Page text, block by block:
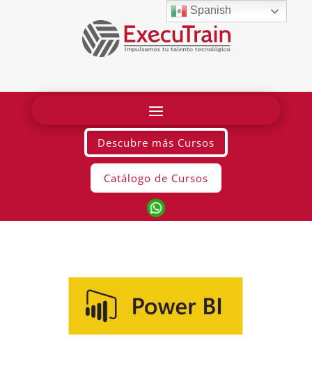
Descubre más Cursos
Catálogo de Cursos
Spanish